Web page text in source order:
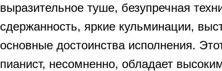
выразительное туше, безупречная
сдержанность, яркие кульминации,
основные достоинства исполнения.
пианист, несомненно, обладает